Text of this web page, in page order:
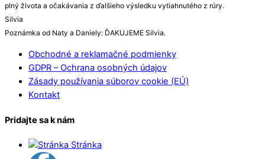
plný života a očakávania z ďalšieho výsledku vytiahnutého z rúry.
Silvia
Poznámka od Naty a Daniely: ĎAKUJEME Silvia.
Obchodné a reklamačné podmienky
GDPR – Ochrana osobných údajov
Zásady používania súborov cookie (EÚ)
Kontakt
Pridajte sa k nám
Stránka